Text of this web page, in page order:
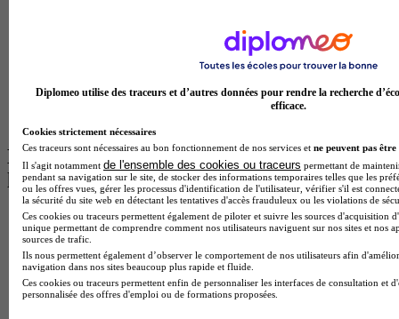
BTS Communication à Bordeaux
Master Psychologie à Angers
BTS Communication à Lyon
Les intitulés de diplôme par alternance
les plus recherchés
BTS Esf en alternance
BTS Dietetique en alternance
BTS Mco en alternance
BTS Pi en alternance
BTS Sp3s en alternance
Master CCA en alternance
Diplomeo utilise des traceurs et d’autres données pour rendre la recherche
efficace.
Cookies strictement nécessaires
Ces traceurs sont nécessaires au bon fonctionnement de nos services et ne peuvent pas être
Il s'agit notamment de l'ensemble des cookies ou traceurs permettant de
pendant sa navigation sur le site, de stocker des informations temporaires telles que les
ou les offres vues, gérer les processus d'identification de l'utilisateur, vérifier s'il est
la sécurité du site web en détectant les tentatives d'accès frauduleux ou les violations de
Ces cookies ou traceurs permettent également de piloter et suivre les sources d'acquisition
unique permettant de comprendre comment nos utilisateurs naviguent sur nos sites et nos
sources de trafic.
Ils nous permettent également d’observer le comportement de nos utilisateurs afin
navigation dans nos sites beaucoup plus rapide et fluide.
Ces cookies ou traceurs permettent enfin de personnaliser les interfaces de consultation et
personnalisée des offres d'emploi ou de formations proposées.